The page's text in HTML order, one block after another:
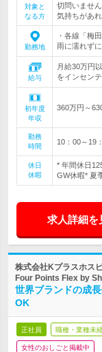
対象と
なる方
切問いませ
気持ちがあれ
勤務地
・各線「梅
雨に濡れず
給与
月給30万円
をインセン
初年度
年収
360万円～
勤務
時間
10：00～19
休日
休暇
* 年間休日
GW休暇* 夏
求人詳細を
株式会社Kプラスホス
Four Points Flex by
世界ブランドの成
OK
正社員 職種・業種未
女性のおしごと掲載中